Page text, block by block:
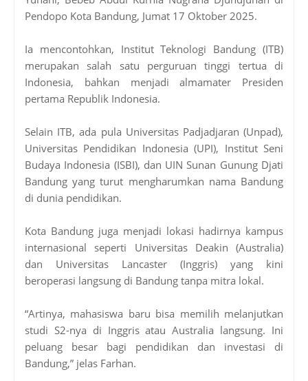
Pendopo Kota Bandung, Jumat 17 Oktober 2025.
Ia mencontohkan, Institut Teknologi Bandung (ITB)
merupakan salah satu perguruan tinggi tertua di
Indonesia, bahkan menjadi almamater Presiden
pertama Republik Indonesia.
Selain ITB, ada pula Universitas Padjadjaran (Unpad),
Universitas Pendidikan Indonesia (UPI), Institut Seni
Budaya Indonesia (ISBI), dan UIN Sunan Gunung Djati
Bandung yang turut mengharumkan nama Bandung
di dunia pendidikan.
Kota Bandung juga menjadi lokasi hadirnya kampus
internasional seperti Universitas Deakin (Australia)
dan Universitas Lancaster (Inggris) yang kini
beroperasi langsung di Bandung tanpa mitra lokal.
“Artinya, mahasiswa baru bisa memilih melanjutkan
studi S2-nya di Inggris atau Australia langsung. Ini
peluang besar bagi pendidikan dan investasi di
Bandung,” jelas Farhan.